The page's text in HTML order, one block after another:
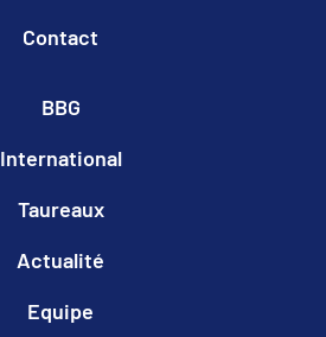
Contact
BBG
International
Taureaux
Actualité
Equipe